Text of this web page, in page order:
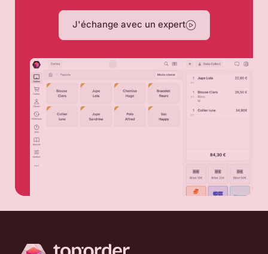
J'échange avec un expert